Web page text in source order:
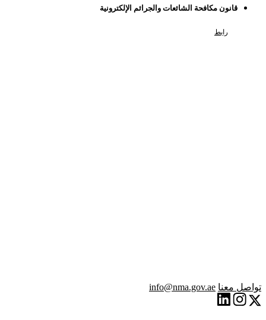
قانون مكافحة الشائعات والجرائم الإلكترونية
رابط
تواصل معنا info@nma.gov.ae